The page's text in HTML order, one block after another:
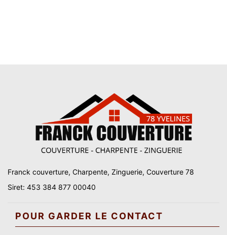
Franck couverture, Charpente, Zinguerie, Couverture 78
Siret: 453 384 877 00040
POUR GARDER LE CONTACT